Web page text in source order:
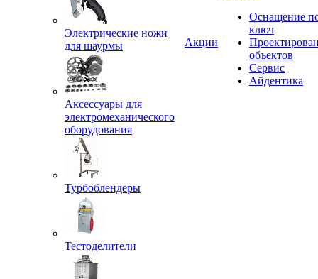
Электрические ножи
для шаурмы
Аксессуары для
электромеханического
оборудования
Турбоблендеры
Тестоделители
Акции
Оснащение
ключ
объектов
Сервис
Айдентика